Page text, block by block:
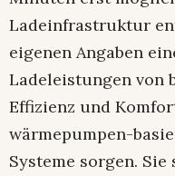
Ladeinfrastruktur
eigenen Angaben
Ladeleistungen von
Effizienz und
wärmepumpen-
Systeme sorgen. Sie